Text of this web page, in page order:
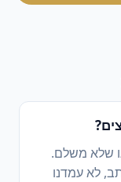
שלא משלם.
לא עמדנו